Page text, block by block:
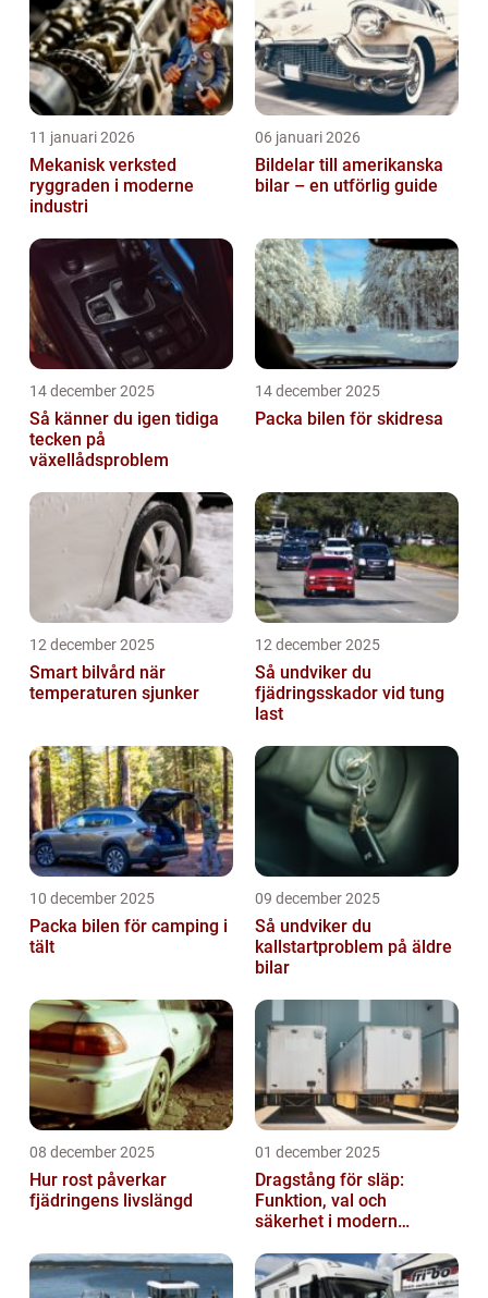
11 januari 2026
Mekanisk verksted
ryggraden i moderne
industri
06 januari 2026
Bildelar till amerikanska
bilar – en utförlig guide
14 december 2025
Så känner du igen tidiga
tecken på
växellådsproblem
14 december 2025
Packa bilen för skidresa
12 december 2025
Smart bilvård när
temperaturen sjunker
12 december 2025
Så undviker du
fjädringsskador vid tung
last
10 december 2025
Packa bilen för camping i
tält
09 december 2025
Så undviker du
kallstartproblem på äldre
bilar
08 december 2025
Hur rost påverkar
fjädringens livslängd
01 december 2025
Dragstång för släp:
Funktion, val och
säkerhet i modern